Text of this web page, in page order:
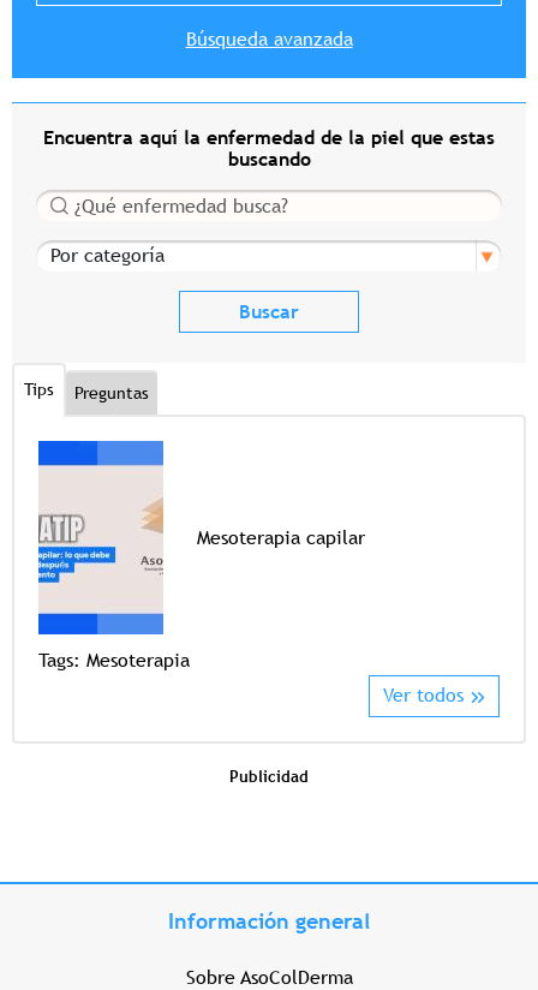
Búsqueda avanzada
Encuentra aquí la enfermedad de la piel que estas
buscando
Buscar
Por categoría
Tips Preguntas
Mesoterapia capilar
Tags: Mesoterapia
Ver todos
Publicidad
Información general
Sobre AsoColDerma